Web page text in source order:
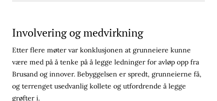
Involvering og medvirkning
Etter flere møter var konklusjonen at grunneiere kunne
være med på å tenke på å legge ledninger for avløp opp fra
Brusand og innover. Bebyggelsen er spredt, grunneierne få,
og terrenget usedvanlig kollete og utfordrende å legge
grøfter i.